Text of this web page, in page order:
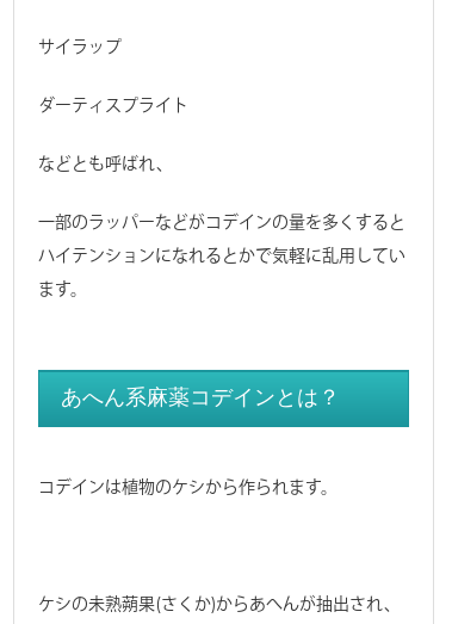
サイラップ
ダーティスプライト
などとも呼ばれ、
一部のラッパーなどがコデインの量を多くすると
ハイテンションになれるとかで気軽に乱用してい
ます。
あへん系麻薬コデインとは？
コデインは植物のケシから作られます。
ケシの未熟蒴果(さくか)からあへんが抽出され、